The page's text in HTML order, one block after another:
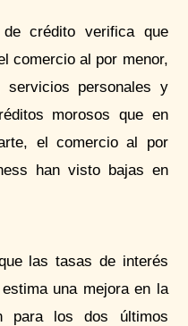
crédito verifica que
comercio al por menor,
servicios personales y
morosos que en
el comercio al por
han visto bajas en
las tasas de interés
una mejora en la
para los dos últimos